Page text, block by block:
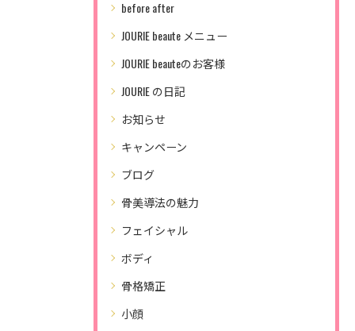
before after
JOURIE beaute メニュー
JOURIE beauteのお客様
JOURIE の日記
お知らせ
キャンペーン
ブログ
骨美導法の魅力
フェイシャル
ボディ
骨格矯正
小顔